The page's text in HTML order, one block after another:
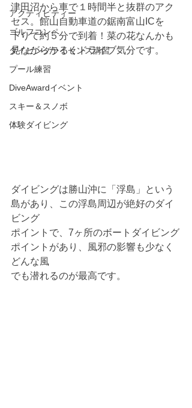
アクティビティー
ゴルフコンペ
ダイビングライセンス講習
プール練習
DiveAwardイベント
スキー＆スノボ
体験ダイビング
津田沼から車で１時間半と抜群のアク
セス。館山自動車道の鋸南富山ICを
下りて約５分で到着！菜の花なんかも
見ながらかるくドライブ気分です。
ダイビングは勝山沖に「浮島」という
島があり、この浮島周辺が絶好のダイ
ビング
ポイントで、7ヶ所のボートダイビング
ポイントがあり、風邪の影響も少なく
どんな風
でも潜れるのが最高です。